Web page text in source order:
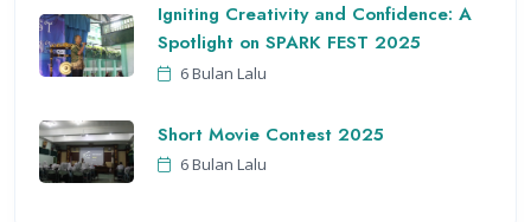
Igniting Creativity and Confidence: A
Spotlight on SPARK FEST 2025
6 Bulan Lalu
Short Movie Contest 2025
6 Bulan Lalu